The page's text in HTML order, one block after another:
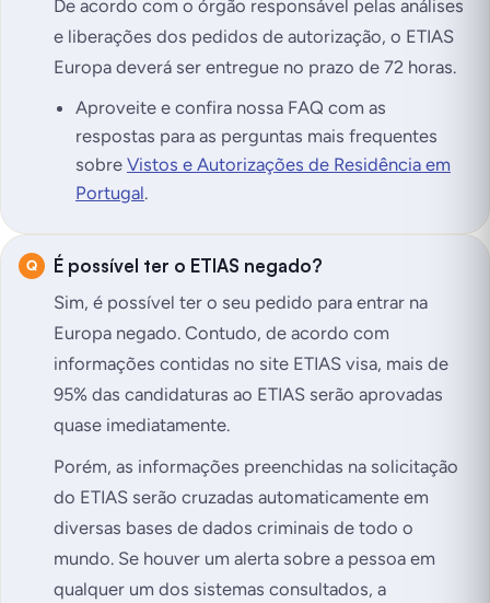
De acordo com o órgão responsável pelas análises
e liberações dos pedidos de autorização, o ETIAS
Europa deverá ser entregue no prazo de 72 horas.
Aproveite e confira nossa FAQ com as
respostas para as perguntas mais frequentes
sobre Vistos e Autorizações de Residência em
Portugal.
É possível ter o ETIAS negado?
Sim, é possível ter o seu pedido para entrar na
Europa negado. Contudo, de acordo com
informações contidas no site ETIAS visa, mais de
95% das candidaturas ao ETIAS serão aprovadas
quase imediatamente.
Porém, as informações preenchidas na solicitação
do ETIAS serão cruzadas automaticamente em
diversas bases de dados criminais de todo o
mundo. Se houver um alerta sobre a pessoa em
qualquer um dos sistemas consultados, a